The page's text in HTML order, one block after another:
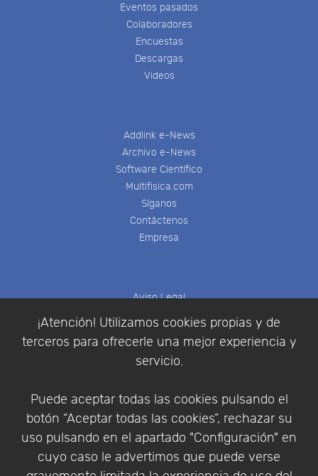
¡Atención! Utilizamos cookies propias y de
terceros para ofrecerle una mejor experiencia y
servicio.
Puede aceptar todas las cookies pulsando el
botón “Aceptar todas las cookies”, rechazar su
uso pulsando en el apartado "Configuración" en
cuyo caso le advertimos que puede verse
Eventos pasados
Colaboradores
Encuestas
Descargas
Videos
Addlink e-News
Archivo e-News
Software Científico
Multifisica.com
Síganos
Contáctenos
Empresa
Aviso Legal
Condiciones de compra
Identificarse